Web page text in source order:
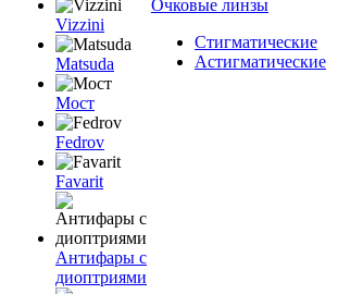
Vizzini
Matsuda
Мост
Fedrov
Favarit
Антифары с
диоптриями
Очковые линзы
Стигматические
Астигматические